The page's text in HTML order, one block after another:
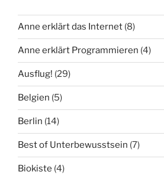
Anne erklärt das Internet (8)
Anne erklärt Programmieren (4)
Ausflug! (29)
Belgien (5)
Berlin (14)
Best of Unterbewusstsein (7)
Biokiste (4)